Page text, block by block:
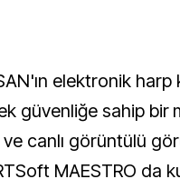
elektronik harp
güvenliğe sahip bir
ve canlı görüntülü
MAESTRO da